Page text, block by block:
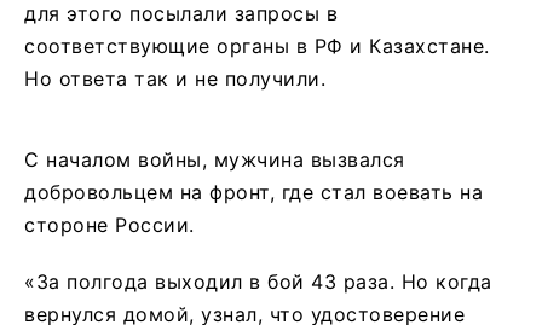
для этого посылали запросы в
соответствующие органы в РФ и Казахстане.
Но ответа так и не получили.
С началом войны, мужчина вызвался
добровольцем на фронт, где стал воевать на
стороне России.
«За полгода выходил в бой 43 раза. Но когда
вернулся домой, узнал, что удостоверение